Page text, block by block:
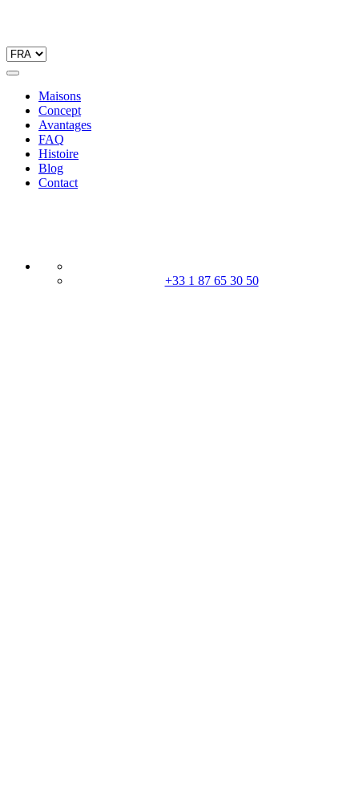
Maisons
Concept
Avantages
FAQ
Histoire
Blog
Contact
+33 1 87 65 30 50